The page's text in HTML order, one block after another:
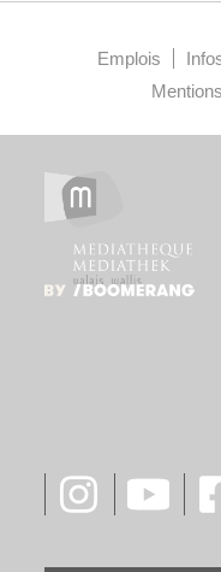
Emplois